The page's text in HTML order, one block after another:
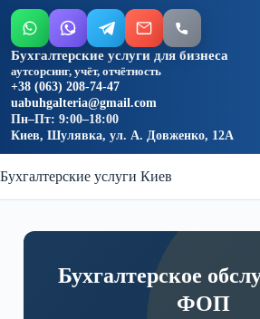
Бухгалтерские услуги для бизнеса
аутсорсинг, учёт, отчётность
+38 (063) 208-74-47
uabuhgalteria@gmail.com
Пн–Пт: 9:00–18:00
Киев, Шулявка, ул. А. Довженко, 12А
Бухгалтерские услуги Киев
Бухгалтерское
ФОП